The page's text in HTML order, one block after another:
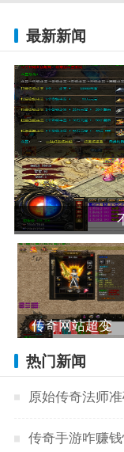
最新新闻
传奇网站超变
热门新闻
原始传奇法师
传奇手游咋赚